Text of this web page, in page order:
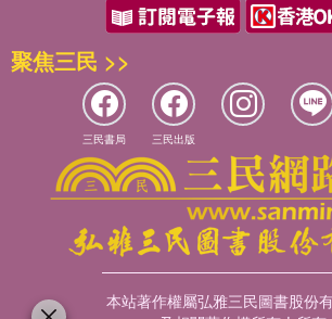
聚焦三民 >>
三民書局 三民出版
本站著作權屬弘雅三民圖書股份